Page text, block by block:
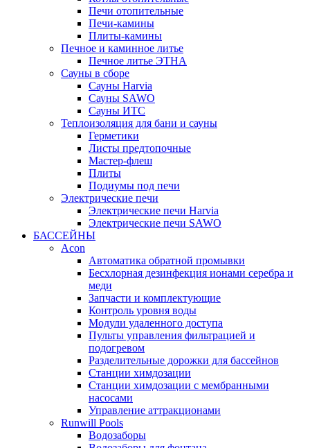
Печи отопительные
Печи-камины
Плиты-камины
Печное и каминное литье
Печное литье ЭТНА
Сауны в сборе
Cауны Harvia
Сауны SAWO
Сауны ИТС
Теплоизоляция для бани и сауны
Герметики
Листы предтопочные
Мастер-флеш
Плиты
Подиумы под печи
Электрические печи
Электрические печи Harvia
Электрические печи SAWO
БАССЕЙНЫ
Acon
Автоматика обратной промывки
Беcхлорная дезинфекция ионами серебра и
меди
Запчасти и комплектующие
Контроль уровня воды
Модули удаленного доступа
Пульты управления фильтрацией и
подогревом
Разделительные дорожки для бассейнов
Станции химдозации
Станции химдозации с мембранными
насосами
Управление аттракционами
Runwill Pools
Водозаборы